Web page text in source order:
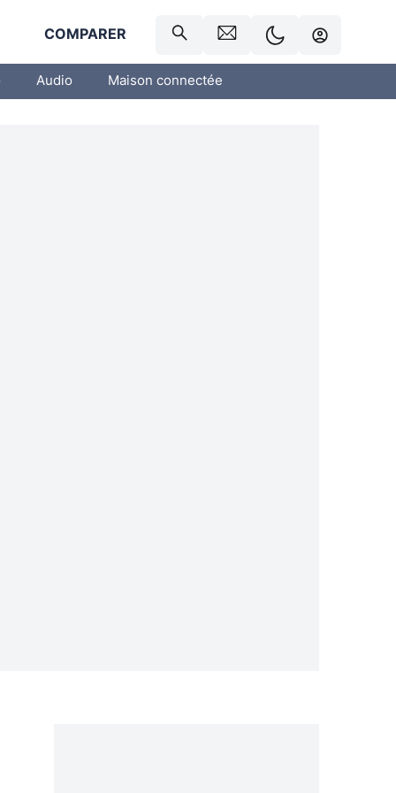
COMPARER
Audio Maison connectée